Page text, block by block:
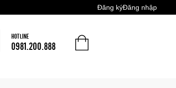
Đăng kýĐăng nhập
HOTLINE
0981.200.888